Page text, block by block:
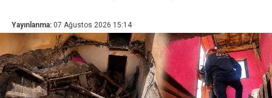
Yayınlanma: 07 Ağustos 2026 15:14